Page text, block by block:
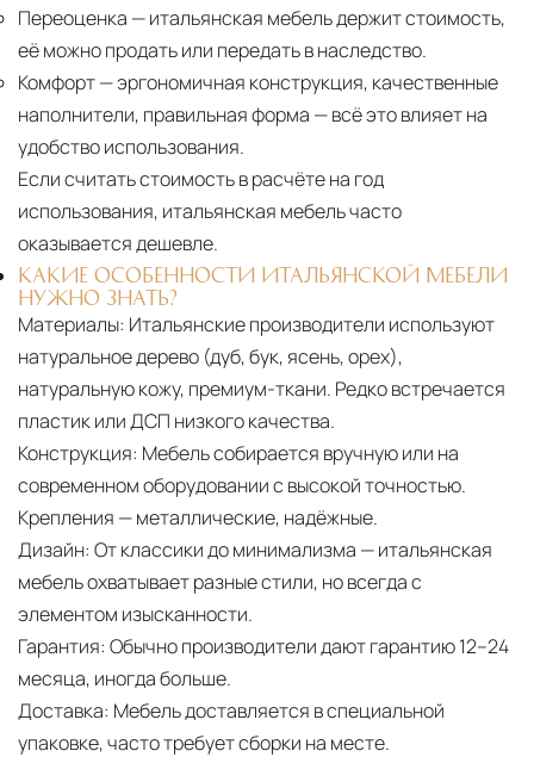
Переоценка — итальянская мебель держит стоимость,
её можно продать или передать в наследство.
Комфорт— эргономичная конструкция, качественные
наполнители, правильная форма — всё это влияет на
удобство использования.
Если считать стоимость в расчёте на год
использования, итальянская мебель часто
оказывается дешевле.
КАКИЕ ОСОБЕННОСТИ ИТАЛЬЯНСКОЙ МЕБЕЛИ
НУЖНО ЗНАТЬ?
Материалы: Итальянские производители используют
натуральное дерево (дуб, бук, ясень, орех),
натуральную кожу, премиум-ткани. Редко встречается
пластик или ДСП низкого качества.
Конструкция: Мебель собирается вручную или на
современном оборудовании с высокой точностью.
Крепления — металлические, надёжные.
Дизайн: От классики до минимализма — итальянская
мебель охватывает разные стили, но всегда с
элементом изысканности.
Гарантия: Обычно производители дают гарантию 12–24
месяца, иногда больше.
Доставка: Мебель доставляется в специальной
упаковке, часто требует сборки на месте.